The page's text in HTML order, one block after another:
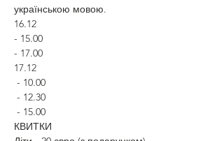
українською мовою.
16.12
- 15.00
- 17.00
17.12
- 10.00
- 12.30
- 15.00
КВИТКИ